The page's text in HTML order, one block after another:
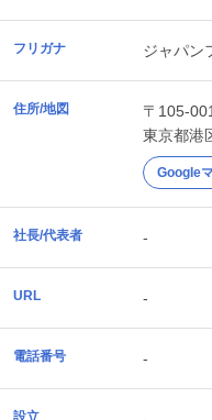
フリガナ ジャパン
住所/地図
〒105-
東京都港
Google
社長/代表者 -
URL -
電話番号 -
設立